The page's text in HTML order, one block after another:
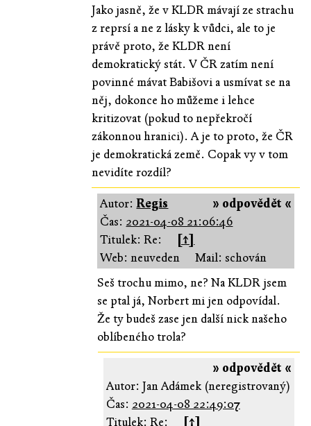
Jako jasně, že v KLDR mávají ze strachu
z reprsí a ne z lásky k vůdci, ale to je
právě proto, že KLDR není
demokratický stát. V ČR zatím není
povinné mávat Babišovi a usmívat se na
něj, dokonce ho můžeme i lehce
kritizovat (pokud to nepřekročí
zákonnou hranici). A je to proto, že ČR
je demokratická země. Copak vy v tom
nevidíte rozdíl?
» odpovědět «
Autor:Regis
Čas: 2021-04-08 21:06:46
Titulek: Re:
[↑]
Web: neuveden
Mail: schován
Seš trochu mimo, ne? Na KLDR jsem
se ptal já, Norbert mi jen odpovídal.
Že ty budeš zase jen další nick našeho
oblíbeného trola?
» odpovědět «
Autor: Jan Adámek (neregistrovaný)
Čas: 2021-04-08 22:49:07
Titulek: Re:
[↑]